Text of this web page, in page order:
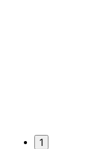
1